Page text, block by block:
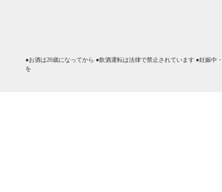
●お酒は20歳になってから ●飲酒運転は法律で禁止されています ●妊娠
を